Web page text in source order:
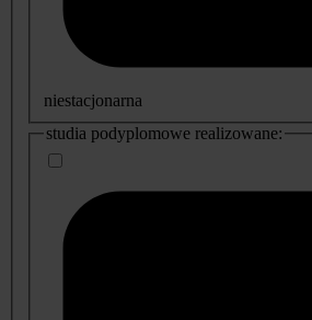
niestacjonarna
studia podyplomowe realizowane: